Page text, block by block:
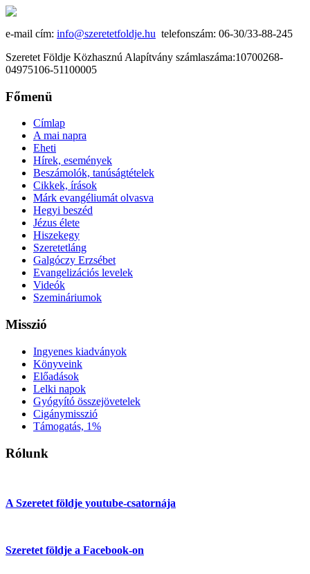
e-mail cím: info@szeretetfoldje.hu telefonszám: 06-30/33-88-245
Szeretet Földje Közhasznú Alapítvány számlaszáma:10700268-
04975106-51100005
Főmenü
Címlap
A mai napra
Eheti
Hírek, események
Beszámolók, tanúságtételek
Cikkek, írások
Márk evangéliumát olvasva
Hegyi beszéd
Jézus élete
Hiszekegy
Szeretetláng
Galgóczy Erzsébet
Evangelizációs levelek
Videók
Szemináriumok
Misszió
Ingyenes kiadványok
Könyveink
Előadások
Lelki napok
Gyógyító összejövetelek
Cigánymisszió
Támogatás, 1%
Rólunk
A Szeretet földje youtube-csatornája
Szeretet földje a Facebook-on